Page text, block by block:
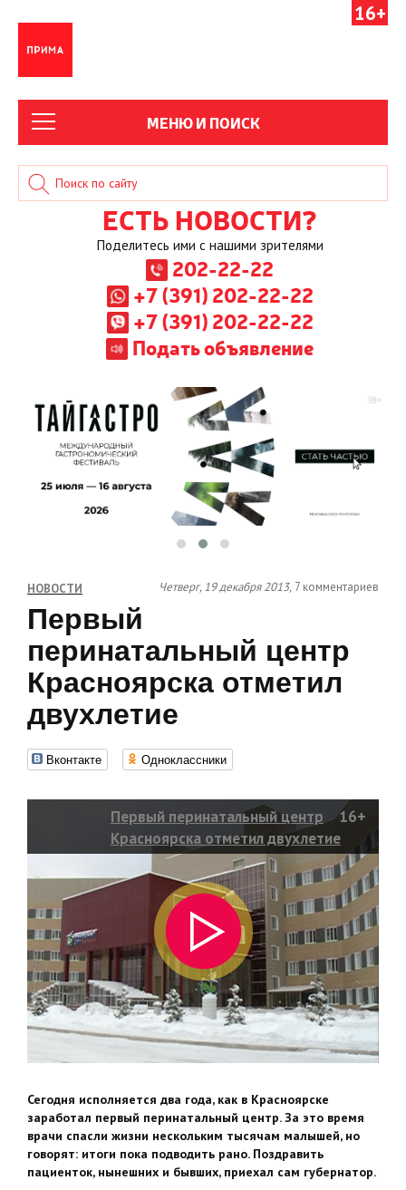
16+
МЕНЮ И ПОИСК
ЕСТЬ НОВОСТИ?
Поделитесь ими с нашими зрителями
202-22-22
+7 (391) 202-22-22
+7 (391) 202-22-22
Подать объявление
НОВОСТИ Четверг, 19 декабря 2013, 7 комментариев
Первый
перинатальный центр
Красноярска отметил
двухлетие
Вконтакте Одноклассники
Первый перинатальный центр
Красноярска отметил двухлетие
16+
Сегодня исполняется два года, как в Красноярске
заработал первый перинатальный центр. За это время
врачи спасли жизни нескольким тысячам малышей, но
говорят: итоги пока подводить рано. Поздравить
пациенток, нынешних и бывших, приехал сам губернатор.